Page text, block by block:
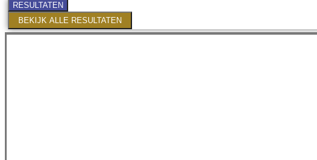
RESULTATEN
BEKIJK ALLE RESULTATEN